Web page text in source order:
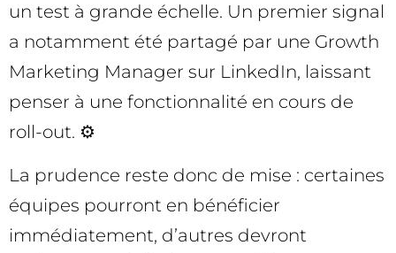
un test à grande échelle. Un premier signal
a notamment été partagé par une Growth
Marketing Manager sur LinkedIn, laissant
penser à une fonctionnalité en cours de
roll-out. ⚙️
La prudence reste donc de mise : certaines
équipes pourront en bénéficier
immédiatement, d’autres devront